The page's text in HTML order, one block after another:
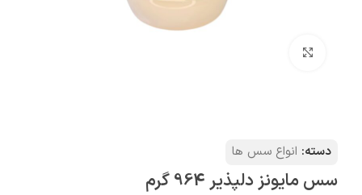
دسته: انواع سس ها
سس مایونز دلپذیر 964 گرم